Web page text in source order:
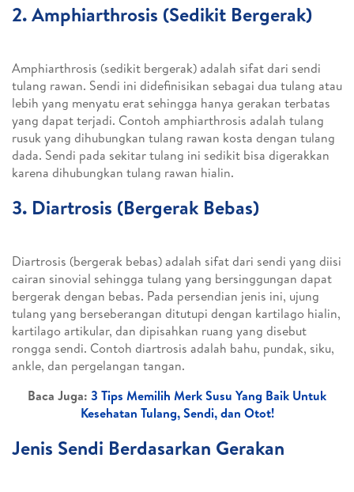
2. Amphiarthrosis (Sedikit Bergerak)
Amphiarthrosis (sedikit bergerak) adalah sifat dari sendi
tulang rawan. Sendi ini didefinisikan sebagai dua tulang atau
lebih yang menyatu erat sehingga hanya gerakan terbatas
yang dapat terjadi. Contoh amphiarthrosis adalah tulang
rusuk yang dihubungkan tulang rawan kosta dengan tulang
dada. Sendi pada sekitar tulang ini sedikit bisa digerakkan
karena dihubungkan tulang rawan hialin.
3. Diartrosis (Bergerak Bebas)
Diartrosis (bergerak bebas) adalah sifat dari sendi yang diisi
cairan sinovial sehingga tulang yang bersinggungan dapat
bergerak dengan bebas. Pada persendian jenis ini, ujung
tulang yang berseberangan ditutupi dengan kartilago hialin,
kartilago artikular, dan dipisahkan ruang yang disebut
rongga sendi. Contoh diartrosis adalah bahu, pundak, siku,
ankle, dan pergelangan tangan.
Baca Juga: 3 Tips Memilih Merk Susu Yang Baik Untuk
Kesehatan Tulang, Sendi, dan Otot!
Jenis Sendi Berdasarkan Gerakan